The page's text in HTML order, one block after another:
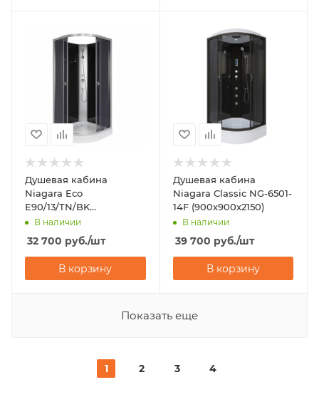
Душевая кабина
Niagara Eco
E90/13/TN/BK
(900х900х2000)
В наличии
32 700 руб./шт
В корзину
Душевая кабина
Niagara Classic NG-6501-
14F (900х900х2150)
В наличии
39 700 руб./шт
В корзину
Показать еще
1 2 3 4